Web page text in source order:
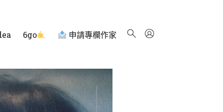
6go 申請專欄作家